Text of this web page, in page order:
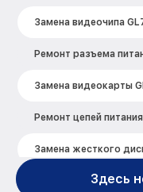
Замена видеочипа
Ремонт разъема
Замена видеокарты
Ремонт цепей
Замена жесткого
УстановкаЗдесь